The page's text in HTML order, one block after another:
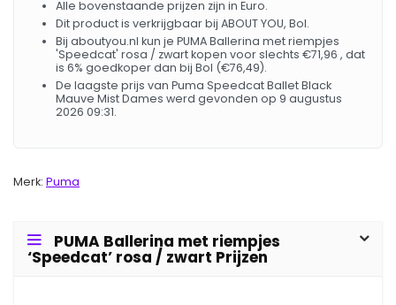
Alle bovenstaande prijzen zijn in Euro.
Dit product is verkrijgbaar bij ABOUT YOU, Bol.
Bij aboutyou.nl kun je PUMA Ballerina met riempjes
'Speedcat' rosa / zwart kopen voor slechts €71,96 , dat
is 6% goedkoper dan bij Bol (€76,49).
De laagste prijs van Puma Speedcat Ballet Black
Mauve Mist Dames werd gevonden op 9 augustus
2026 09:31.
Merk: Puma
PUMA Ballerina met riempjes
‘Speedcat’ rosa / zwart Prijzen